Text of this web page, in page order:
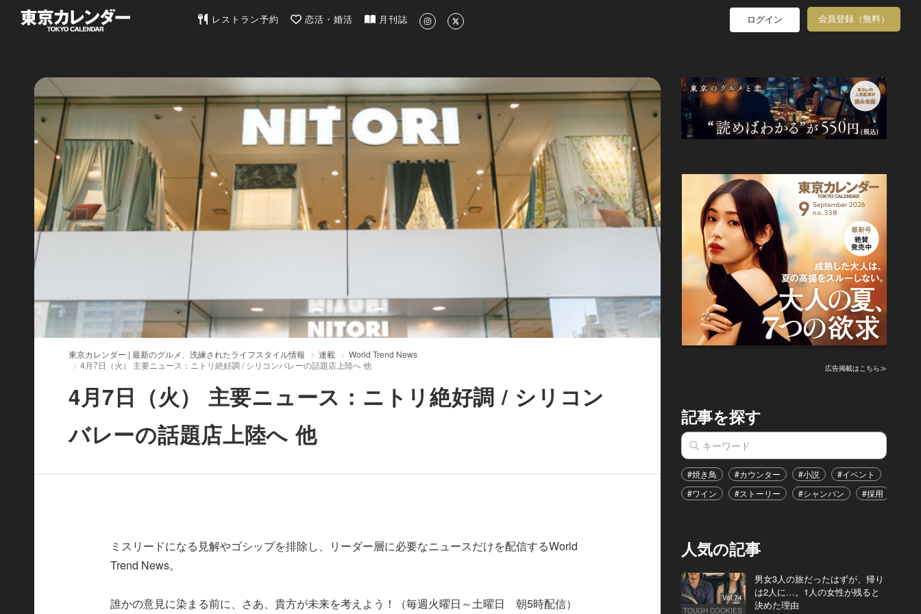
東京カレンダー | 最新のグルメ、洗練されたライフスタイル情報
レストラン予約 恋活・婚活 月刊誌 ログイン 会員登録（無料）
東京カレンダー | 最新のグルメ、洗練されたライフスタイル情報 連載
World Trend News
4月7日（火） 主要ニュース：ニトリ絶好調 / シリコンバレーの話題店上陸へ 他
4月7日（火） 主要ニュース：ニトリ絶好調 / シリコン
バレーの話題店上陸へ 他
ミスリードになる見解やゴシップを排除し、リーダー層に必要なニュースだけを配信するWorld
Trend News。
誰かの意見に染まる前に、さあ、貴方が未来を考えよう！（毎週火曜日～土曜日 朝5時配信）
広告掲載はこちら≫
記事を探す
#焼き鳥 #カウンター #小説 #イベント
#ワイン
#ストーリー #シャンパン #採用
人気の記事
Vol.74
TOUGH COOKIES
男女3人の旅だったはずが、帰り
は2人に…。1人の女性が残ると
決めた理由